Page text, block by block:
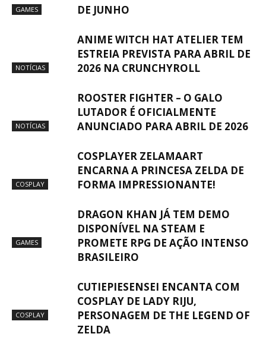
GAMES
DE JUNHO
NOTÍCIAS
ANIME WITCH HAT ATELIER TEM
ESTREIA PREVISTA PARA ABRIL DE
2026 NA CRUNCHYROLL
NOTÍCIAS
ROOSTER FIGHTER – O GALO
LUTADOR É OFICIALMENTE
ANUNCIADO PARA ABRIL DE 2026
COSPLAY
COSPLAYER ZELAMAART
ENCARNA A PRINCESA ZELDA DE
FORMA IMPRESSIONANTE!
GAMES
DRAGON KHAN JÁ TEM DEMO
DISPONÍVEL NA STEAM E
PROMETE RPG DE AÇÃO INTENSO
BRASILEIRO
COSPLAY
CUTIEPIESENSEI ENCANTA COM
COSPLAY DE LADY RIJU,
PERSONAGEM DE THE LEGEND OF
ZELDA